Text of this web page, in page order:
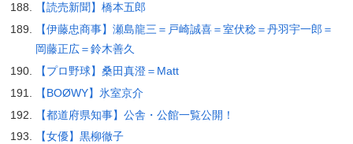
【読売新聞】橋本五郎
【伊藤忠商事】瀬島龍三＝戸崎誠喜＝室伏稔＝丹羽宇一郎＝
岡藤正広＝鈴木善久
【プロ野球】桑田真澄＝Matt
【BOØWY】氷室京介
【都道府県知事】公舎・公館一覧公開！
【女優】黒柳徹子